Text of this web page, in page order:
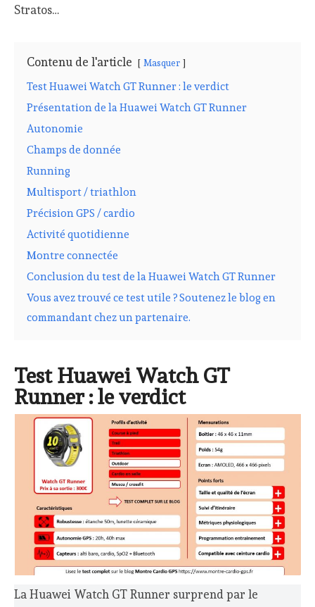
Stratos…
Contenu de l'article Masquer
Test Huawei Watch GT Runner : le verdict
Présentation de la Huawei Watch GT Runner
Autonomie
Champs de donnée
Running
Multisport / triathlon
Précision GPS / cardio
Activité quotidienne
Montre connectée
Conclusion du test de la Huawei Watch GT Runner
Vous avez trouvé ce test utile ? Soutenez le blog en
commandant chez un partenaire.
Test Huawei Watch GT
Runner : le verdict
La Huawei Watch GT Runner surprend par le